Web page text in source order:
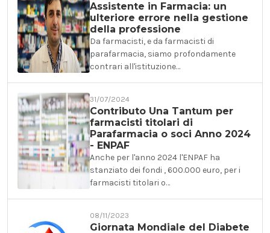
Assistente in Farmacia: un
ulteriore errore nella gestione
della professione
Da farmacisti, e da farmacisti di
parafarmacia, siamo profondamente
contrari all'istituzione…
31/07/2024
Contributo Una Tantum per
farmacisti titolari di
Parafarmacia o soci Anno 2024
- ENPAF
Anche per l'anno 2024 l'ENPAF ha
stanziato dei fondi , 600.000 euro, per i
farmacisti titolari o…
08/11/2023
Giornata Mondiale del Diabete